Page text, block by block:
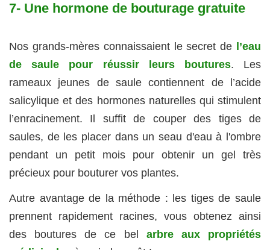
7- Une hormone de bouturage gratuite
Nos grands-mères connaissaient le secret de l’eau
de saule pour réussir leurs boutures. Les
rameaux jeunes de saule contiennent de l’acide
salicylique et des hormones naturelles qui stimulent
l’enracinement. Il suffit de couper des tiges de
saules, de les placer dans un seau d'eau à l'ombre
pendant un petit mois pour obtenir un gel très
précieux pour bouturer vos plantes.
Autre avantage de la méthode : les tiges de saule
prennent rapidement racines, vous obtenez ainsi
des boutures de ce bel arbre aux propriétés